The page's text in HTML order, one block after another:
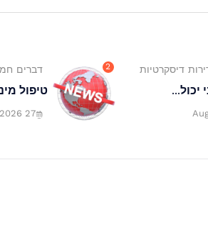
דיסקרטיות
יכול...
2 דברים
טיפול
27 July 2026